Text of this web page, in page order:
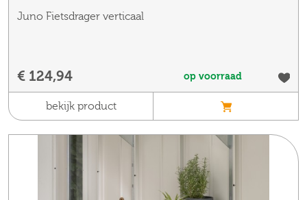
Juno Fietsdrager verticaal
€ 124,94 op voorraad
bekijk product